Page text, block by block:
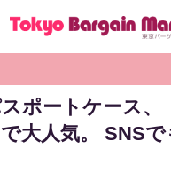
ポートケース、
大人気。 SNS